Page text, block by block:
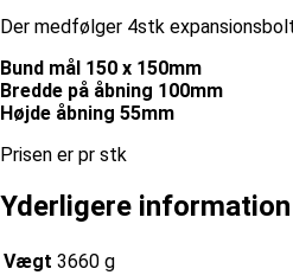
Der medfølger 4stk
Bund mål 150 x 150mm
Bredde på åbning 100mm
Højde åbning 55mm
Prisen er pr stk
Yderligere information
Vægt 3660 g